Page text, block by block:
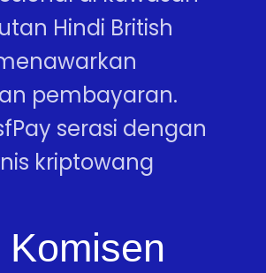
Hindi British
pembayaran.
serasi dengan
kriptowang